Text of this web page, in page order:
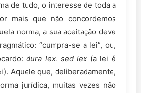
de tudo, o interesse de toda a
mais que não concordemos
norma, a sua aceitação deve
“cumpra-se a lei”, ou,
dura lex, sed lex (a lei é
Aquele que, deliberadamente,
jurídica, muitas vezes não